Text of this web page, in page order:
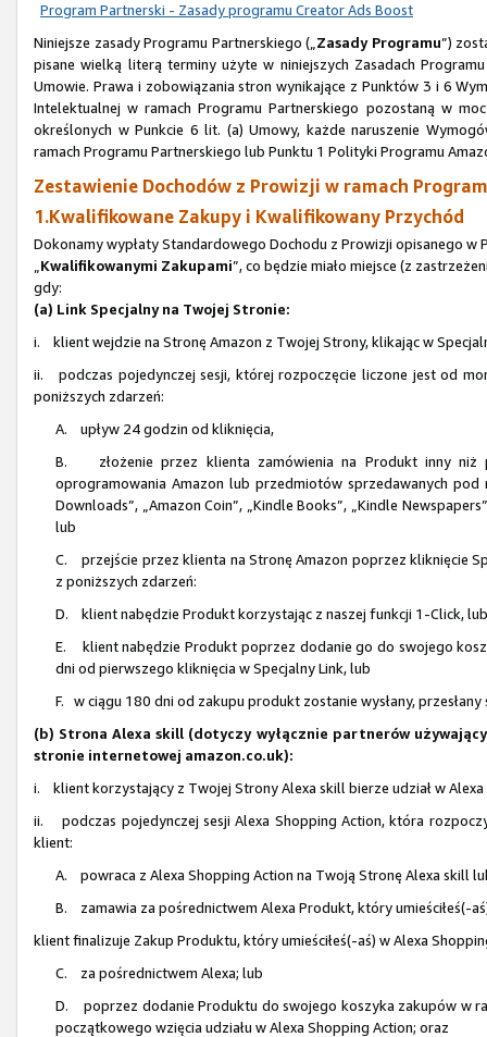
Program Partnerski - Zasady programu Creator Ads Boost
Niniejsze zasady Programu Partnerskiego („Zasady Programu”)
pisane wielką literą terminy użyte w niniejszych Zasadach
Umowie. Prawa i zobowiązania stron wynikające z Punktów 3 i 6
Intelektualnej w ramach Programu Partnerskiego pozostaną w
określonych w Punkcie 6 lit. (a) Umowy, każde naruszenie
ramach Programu Partnerskiego lub Punktu 1 Polityki Programu
Zestawienie Dochodów z Prowizji w ramach
1.Kwalifikowane Zakupy i Kwalifikowany Przychód
Dokonamy wypłaty Standardowego Dochodu z Prowizji opisanego
Kwalifikowanymi Zakupami”, co będzie miało miejsce (z
gdy:
(a) Link Specjalny na Twojej Stronie:
i. klient wejdzie na Stronę Amazon z Twojej Strony, klikając w
ii. podczas pojedynczej sesji, której rozpoczęcie liczone jest od
poniższych zdarzeń:
A. upływ 24 godzin od kliknięcia,
B. złożenie przez klienta zamówienia na Produkt inny niż
oprogramowania Amazon lub przedmiotów sprzedawanych pod
Downloads”, „Amazon Coin”, „Kindle Books”, „Kindle
lub
C. przejście przez klienta na Stronę Amazon poprzez kliknięcie
z poniższych zdarzeń:
D. klient nabędzie Produkt korzystając z naszej funkcji 1-Click, lub
E. klient nabędzie Produkt poprzez dodanie go do swojego
dni od pierwszego kliknięcia w Specjalny Link, lub
F. w ciągu 180 dni od zakupu produkt zostanie wysłany,
(b) Strona Alexa skill (dotyczy wyłącznie partnerów
stronie internetowej amazon.co.uk):
i. klient korzystający z Twojej Strony Alexa skill bierze udział w
ii. podczas pojedynczej sesji Alexa Shopping Action, która
klient:
A. powraca z Alexa Shopping Action na Twoją Stronę Alexa skill
B. zamawia za pośrednictwem Alexa Produkt, który umieściłeś(-
klient finalizuje Zakup Produktu, który umieściłeś(-aś) w Alexa
C. za pośrednictwem Alexa; lub
D. poprzez dodanie Produktu do swojego koszyka zakupów w
początkowego wzięcia udziału w Alexa Shopping Action; oraz